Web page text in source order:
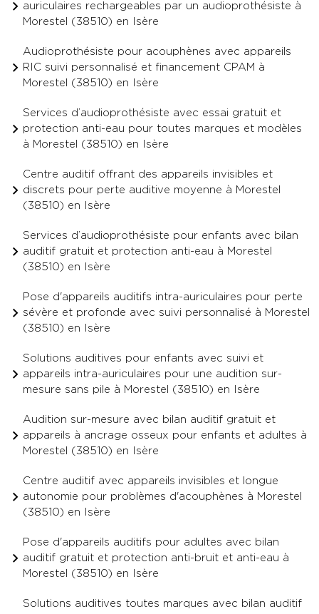
auriculaires rechargeables par un audioprothésiste à
Morestel (38510) en Isère
Audioprothésiste pour acouphènes avec appareils
RIC suivi personnalisé et financement CPAM à
Morestel (38510) en Isère
Services d’audioprothésiste avec essai gratuit et
protection anti-eau pour toutes marques et modèles
à Morestel (38510) en Isère
Centre auditif offrant des appareils invisibles et
discrets pour perte auditive moyenne à Morestel
(38510) en Isère
Services d’audioprothésiste pour enfants avec bilan
auditif gratuit et protection anti-eau à Morestel
(38510) en Isère
Pose d'appareils auditifs intra-auriculaires pour perte
sévère et profonde avec suivi personnalisé à Morestel
(38510) en Isère
Solutions auditives pour enfants avec suivi et
appareils intra-auriculaires pour une audition sur-
mesure sans pile à Morestel (38510) en Isère
Audition sur-mesure avec bilan auditif gratuit et
appareils à ancrage osseux pour enfants et adultes à
Morestel (38510) en Isère
Centre auditif avec appareils invisibles et longue
autonomie pour problèmes d'acouphènes à Morestel
(38510) en Isère
Pose d'appareils auditifs pour adultes avec bilan
auditif gratuit et protection anti-bruit et anti-eau à
Morestel (38510) en Isère
Solutions auditives toutes marques avec bilan auditif